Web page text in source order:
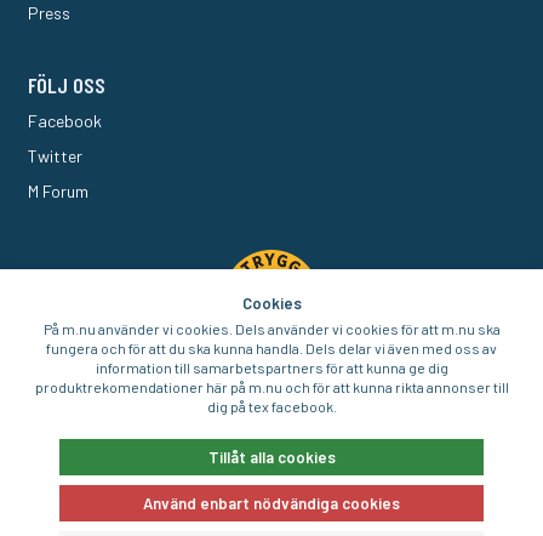
Press
FÖLJ OSS
Facebook
Twitter
M Forum
Cookies
På m.nu använder vi cookies. Dels använder vi cookies för att m.nu ska
fungera och för att du ska kunna handla. Dels delar vi även med oss av
information till samarbetspartners för att kunna ge dig
produktrekomendationer här på m.nu och för att kunna rikta annonser till
dig på tex facebook.
Tillåt alla cookies
Använd enbart nödvändiga cookies